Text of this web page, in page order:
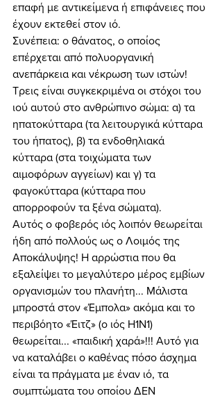
επαφή με αντικείμενα ή επιφάνειες που
έχουν εκτεθεί στον ιό.
Συνέπεια: ο θάνατος, ο οποίος
επέρχεται από πολυοργανική
ανεπάρκεια και νέκρωση των ιστών!
Τρεις είναι συγκεκριμένα οι στόχοι του
ιού αυτού στο ανθρώπινο σώμα: α) τα
ηπατοκύτταρα (τα λειτουργικά κύτταρα
του ήπατος), β) τα ενδοθηλιακά
κύτταρα (στα τοιχώματα των
αιμοφόρων αγγείων) και γ) τα
φαγοκύτταρα (κύτταρα που
απορροφούν τα ξένα σώματα).
Αυτός ο φοβερός ιός λοιπόν θεωρείται
ήδη από πολλούς ως ο Λοιμός της
Αποκάλυψης! Η αρρώστια που θα
εξαλείψει το μεγαλύτερο μέρος εμβίων
οργανισμών του πλανήτη... Μάλιστα
μπροστά στον «Έμπολα» ακόμα και το
περιβόητο «Έιτζ» (ο ιός Η1Ν1)
θεωρείται... «παιδική χαρά»!!! Αυτό για
να καταλάβει ο καθένας πόσο άσχημα
είναι τα πράγματα με έναν ιό, τα
συμπτώματα του οποίου ΔΕΝ